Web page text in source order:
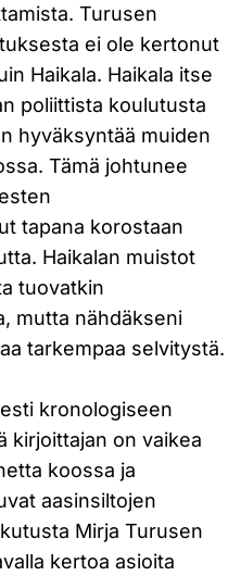
Turusen
ei ole kertonut
Haikala. Haikala itse
poliittista koulutusta
hyväksyntää muiden
Tämä johtunee
tapana korostaan
Haikalan muistot
tuovatkin
mutta nähdäkseni
tarkempaa selvitystä.
kronologiseen
kirjoittajan on vaikea
koossa ja
aasinsiltojen
Mirja Turusen
kertoa asioita